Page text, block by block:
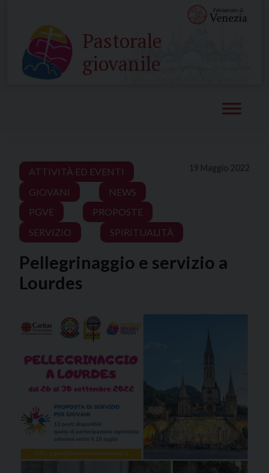
content
Pastorale
giovanile
19 Maggio 2022
ATTIVITÀ ED EVENTI
GIOVANI
NEWS
PGVE
PROPOSTE
SERVIZIO
SPIRITUALITÀ
Pellegrinaggio e servizio a
Lourdes